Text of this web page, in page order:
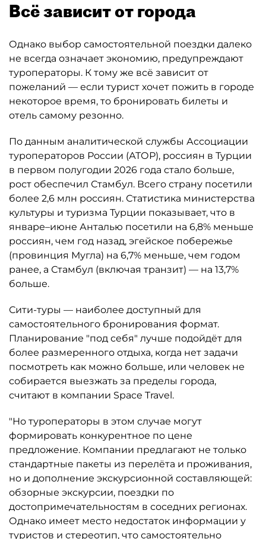
Всё зависит от города
Однако выбор самостоятельной поездки далеко
не всегда означает экономию, предупреждают
туроператоры. К тому же всё зависит от
пожеланий — если турист хочет пожить в городе
некоторое время, то бронировать билеты и
отель самому резонно.
По данным аналитической службы Ассоциации
туроператоров России (АТОР), россиян в Турции
в первом полугодии 2026 года стало больше,
рост обеспечил Стамбул. Всего страну посетили
более 2,6 млн россиян. Статистика министерства
культуры и туризма Турции показывает, что в
январе–июне Анталью посетили на 6,8% меньше
россиян, чем год назад, эгейское побережье
(провинция Мугла) на 6,7% меньше, чем годом
ранее, а Стамбул (включая транзит) — на 13,7%
больше.
Сити-туры — наиболее доступный для
самостоятельного бронирования формат.
Планирование "под себя" лучше подойдёт для
более размеренного отдыха, когда нет задачи
посмотреть как можно больше, или человек не
собирается выезжать за пределы города,
считают в компании Space Travel.
"Но туроператоры в этом случае могут
формировать конкурентное по цене
предложение. Компании предлагают не только
стандартные пакеты из перелёта и проживания,
но и дополнение экскурсионной составляющей:
обзорные экскурсии, поездки по
достопримечательностям в соседних регионах.
Однако имеет место недостаток информации у
туристов и стереотип, что самостоятельно